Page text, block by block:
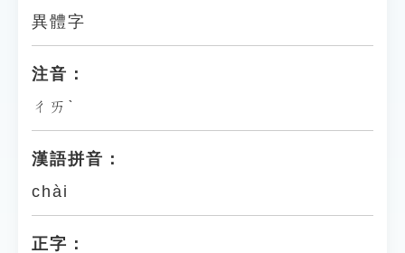
異體字
注音：
ㄔㄞˋ
漢語拼音：
chài
正字：